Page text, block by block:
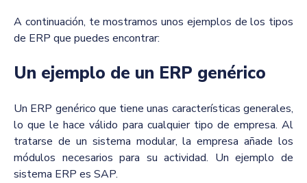
A continuación, te mostramos unos ejemplos de los tipos
de ERP que puedes encontrar:
Un ejemplo de un ERP genérico
Un ERP genérico que tiene unas características generales,
lo que le hace válido para cualquier tipo de empresa. Al
tratarse de un sistema modular, la empresa añade los
módulos necesarios para su actividad. Un ejemplo de
sistema ERP es SAP.